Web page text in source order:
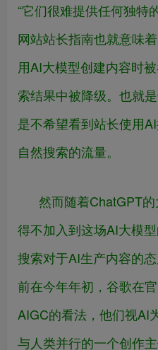
“它们很难提供任何独特
网站站长指南也就意味
用AI大模型创建内容时
索结果中被降级。也就
是不希望看到站长使用
自然搜索的流量。
然而随着ChatGPT
得不加入到这场AI大模
搜索对于AI生产内容的
前在今年年初，谷歌在
AIGC的看法，他们视AI
与人类并行的一个创作